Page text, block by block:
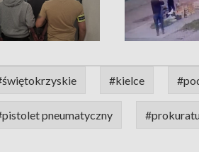
#kielce
pneumatyczny